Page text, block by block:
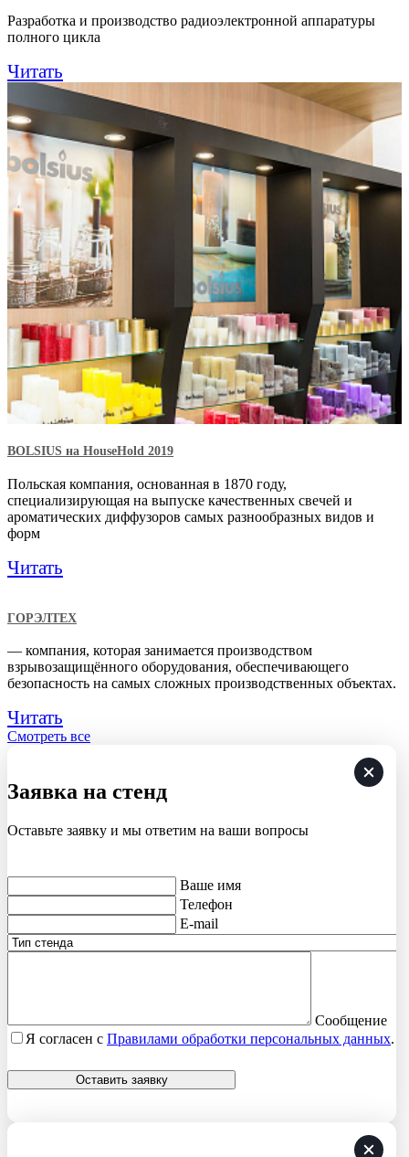
Разработка и производство радиоэлектронной аппаратуры
полного цикла
Читать
BOLSIUS на HouseHold 2019
Польская компания, основанная в 1870 году,
специализирующая на выпуске качественных свечей и
ароматических диффузоров самых разнообразных видов и
форм
Читать
ГОРЭЛТЕХ
— компания, которая занимается производством
взрывозащищённого оборудования, обеспечивающего
безопасность на самых сложных производственных объектах.
Читать
Смотреть все
Заявка на стенд
Оставьте заявку и мы ответим на ваши вопросы
Ваше имя
Телефон
E-mail
Сообщение
Я согласен с Правилами обработки персональных данных.
Оставить заявку